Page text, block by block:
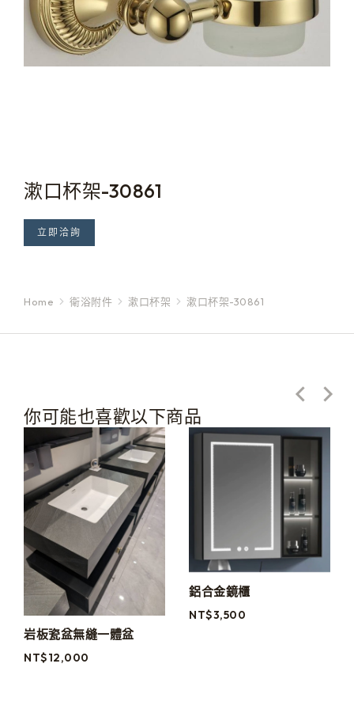
漱口杯架-30861
立即洽詢
You are here:
Home 衛浴附件 漱口杯架 漱口杯架-30861
你可能也喜歡以下商品
岩板瓷盆無縫一體盆
NT$12,000
鋁合金鏡櫃
NT$3,500